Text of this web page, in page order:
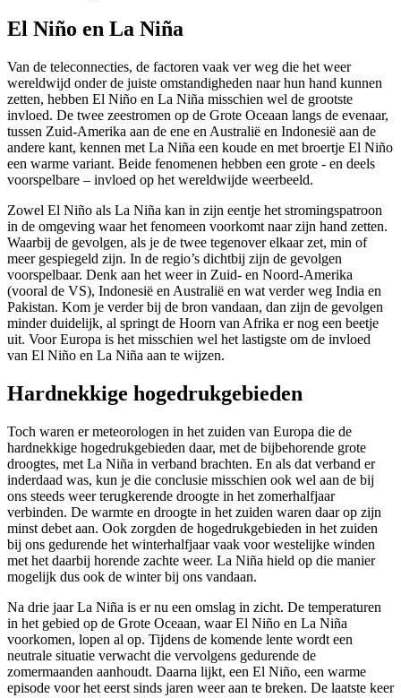
El Niño en La Niña
Van de teleconnecties, de factoren vaak ver weg die het weer
wereldwijd onder de juiste omstandigheden naar hun hand kunnen
zetten, hebben El Niño en La Niña misschien wel de grootste
invloed. De twee zeestromen op de Grote Oceaan langs de evenaar,
tussen Zuid-Amerika aan de ene en Australië en Indonesië aan de
andere kant, kennen met La Niña een koude en met broertje El Niño
een warme variant. Beide fenomenen hebben een grote - en deels
voorspelbare – invloed op het wereldwijde weerbeeld.
Zowel El Niño als La Niña kan in zijn eentje het stromingspatroon
in de omgeving waar het fenomeen voorkomt naar zijn hand zetten.
Waarbij de gevolgen, als je de twee tegenover elkaar zet, min of
meer gespiegeld zijn. In de regio’s dichtbij zijn de gevolgen
voorspelbaar. Denk aan het weer in Zuid- en Noord-Amerika
(vooral de VS), Indonesië en Australië en wat verder weg India en
Pakistan. Kom je verder bij de bron vandaan, dan zijn de gevolgen
minder duidelijk, al springt de Hoorn van Afrika er nog een beetje
uit. Voor Europa is het misschien wel het lastigste om de invloed
van El Niño en La Niña aan te wijzen.
Hardnekkige hogedrukgebieden
Toch waren er meteorologen in het zuiden van Europa die de
hardnekkige hogedrukgebieden daar, met de bijbehorende grote
droogtes, met La Niña in verband brachten. En als dat verband er
inderdaad was, kun je die conclusie misschien ook wel aan de bij
ons steeds weer terugkerende droogte in het zomerhalfjaar
verbinden. De warmte en droogte in het zuiden waren daar op zijn
minst debet aan. Ook zorgden de hogedrukgebieden in het zuiden
bij ons gedurende het winterhalfjaar vaak voor westelijke winden
met het daarbij horende zachte weer. La Niña hield op die manier
mogelijk dus ook de winter bij ons vandaan.
Na drie jaar La Niña is er nu een omslag in zicht. De temperaturen
in het gebied op de Grote Oceaan, waar El Niño en La Niña
voorkomen, lopen al op. Tijdens de komende lente wordt een
neutrale situatie verwacht die vervolgens gedurende de
zomermaanden aanhoudt. Daarna lijkt, een El Niño, een warme
episode voor het eerst sinds jaren weer aan te breken. De laatste keer